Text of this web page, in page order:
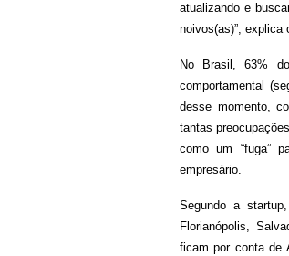
atualizando e
noivos(as)”, explica
No Brasil, 63%
comportamental
desse momento,
tantas
como um “fuga”
empresário.
Segundo a
Florianópolis,
ficam por conta de